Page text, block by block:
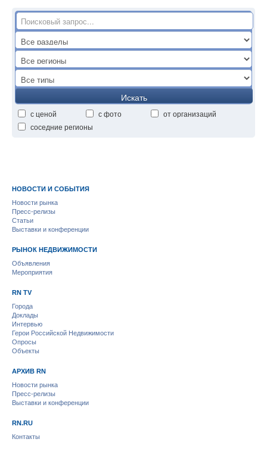
Искать
с ценой с фото
от организаций
соседние регионы
НОВОСТИ И СОБЫТИЯ
Новости рынка
Пресс-релизы
Статьи
Выставки и конференции
РЫНОК НЕДВИЖИМОСТИ
Объявления
Мероприятия
RN TV
Города
Доклады
Интервью
Герои Российской Недвижимости
Опросы
Объекты
АРХИВ RN
Новости рынка
Пресс-релизы
Выставки и конференции
RN.RU
Контакты